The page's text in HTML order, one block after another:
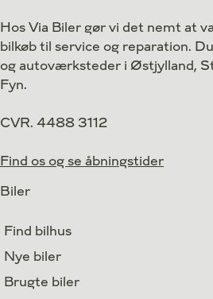
Hos Via Biler gør vi det nemt at
bilkøb til service og reparation.
og autoværksteder i Østjylland,
Fyn.
CVR. 4488 3112
Find os og se åbningstider
Biler
Find bilhus
Nye biler
Brugte biler